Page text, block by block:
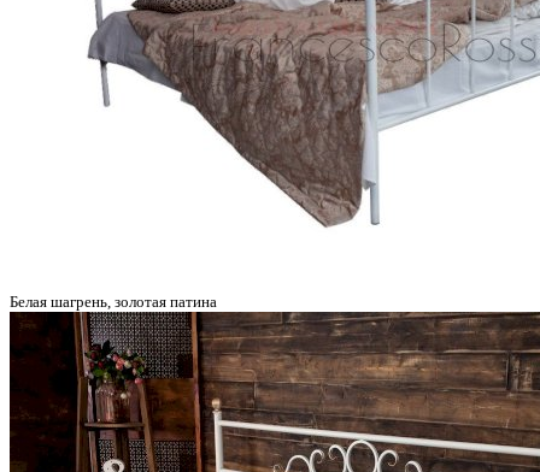
Белая шагрень, золотая патина